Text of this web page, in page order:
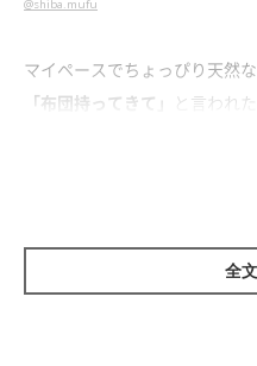
@shiba.mufu
マイペースでちょっぴり天然
「布団持ってきて」
と言われ
全